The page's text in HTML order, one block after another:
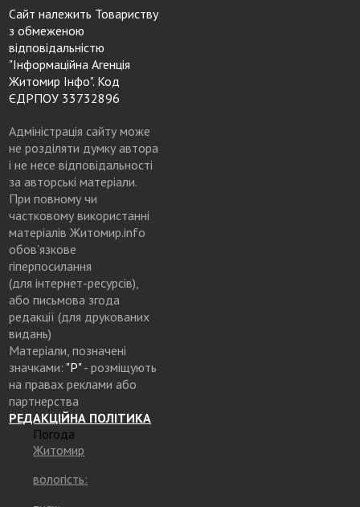
Сайт належить Товариству
з обмеженою
відповідальністю
"Інформаційна Агенція
Житомир Інфо". Код
ЄДРПОУ 33732896
Адміністрація сайту може
не розділяти думку автора
і не несе відповідальності
за авторські матеріали.
При повному чи
частковому використанні
матеріалів Житомир.info
обов’язкове
гіперпосилання
(для інтернет-ресурсів),
або письмова згода
редакції (для друкованих
видань)
Матеріали, позначені
значками: "Р"- розміщують
на правах реклами або
партнерства
РЕДАКЦІЙНА ПОЛІТИКА
Погода
Житомир
вологість: